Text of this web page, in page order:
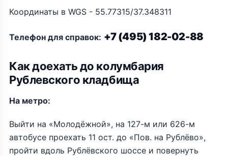
Координаты в WGS - 55.77315/37.348311
Телефон для справок: +7 (495) 182-02-88
Как доехать до колумбария
Рублевского кладбища
На метро:
Выйти на «Молодёжной», на 127-м или 626-м
автобусе проехать 11 ост. до «Пов. на Рублёво»,
пройти вдоль Рублёвского шоссе и повернуть